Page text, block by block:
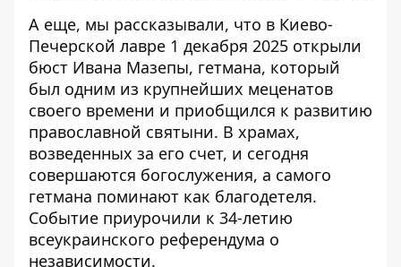
А еще, мы рассказывали, что в Киево-
Печерской лавре 1 декабря 2025 открыли
бюст Ивана Мазепы, гетмана, который
был одним из крупнейших меценатов
своего времени и приобщился к развитию
православной святыни. В храмах,
возведенных за его счет, и сегодня
совершаются богослужения, а самого
гетмана поминают как благодетеля.
Событие приурочили к 34-летию
всеукраинского референдума о
независимости.